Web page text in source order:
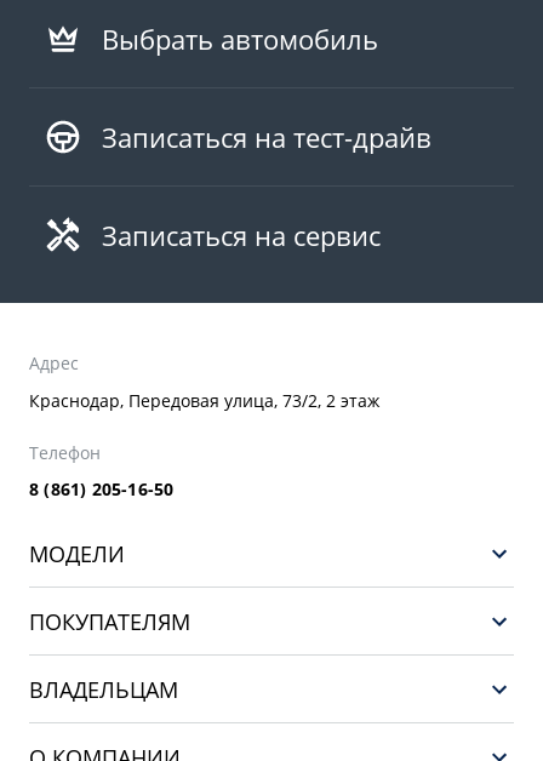
Выбрать автомобиль
Записаться на тест-драйв
Записаться на сервис
Адрес
Краснодар, Передовая улица, 73/2, 2 этаж
Телефон
8 (861) 205-16-50
МОДЕЛИ
EX5
PREFACE
ПОКУПАТЕЛЯМ
ВЛАДЕЛЬЦАМ